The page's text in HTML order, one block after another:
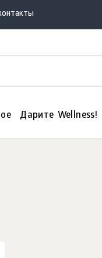
Дарите Wellness!